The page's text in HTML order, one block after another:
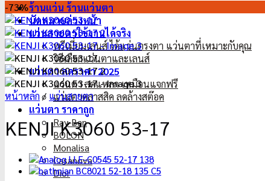
ร้านแว่น ร้านแว่นตา
นัดหมายล่วงหน้า
แว่นสายตาใช้งานได้จริง
พรีเมี่ยมเลนส์ ได้แว่นตรงตา แว่นตาที่เหมาะกับคุณ
วิธีเลือกแว่นตาและเลนส์
แว่นตา ลดราคา 2025
แว่นตา ลดแหลก เหมือนแจกฟรี
แว่นตาคลาสสิค ลดล้างสต๊อค
แว่นตา ราคาถูก
Ray-Ban
BOLON
Monalisa
Casanova
Dior
-73%
หน้าหลัก / แว่นสายตา
KENJI K3060 53-17